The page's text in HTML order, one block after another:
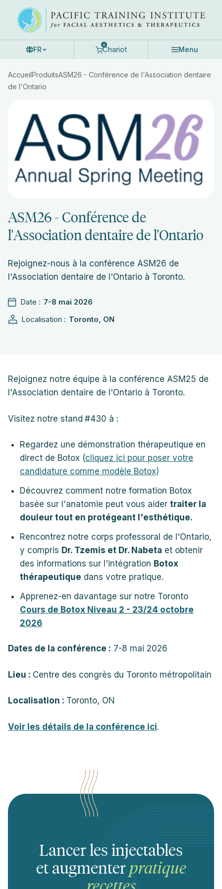
content
FR
0
Chariot Menu
AccueilProduitsASM26 - Conférence de l'Association dentaire
de l'Ontario
ASM26 - Conférence de
l'Association dentaire de l'Ontario
Rejoignez-nous à la conférence ASM26 de
l'Association dentaire de l'Ontario à Toronto.
Date : 7-8 mai 2026
Localisation : Toronto, ON
Rejoignez notre équipe à la conférence ASM25 de
l'Association dentaire de l'Ontario à Toronto.
Visitez notre stand #430 à :
Regardez une démonstration thérapeutique en
direct de Botox (cliquez ici pour poser votre
candidature comme modèle Botox)
Découvrez comment notre formation Botox
basée sur l'anatomie peut vous aider traiter la
douleur tout en protégeant l'esthétique.
Rencontrez notre corps professoral de l'Ontario,
y compris Dr. Tzemis et Dr. Nabeta et obtenir
des informations sur l'intégration Botox
thérapeutique dans votre pratique.
Apprenez-en davantage sur notre Toronto
Cours de Botox Niveau 2 - 23/24 octobre
2026
Dates de la conférence : 7-8 mai 2026
Lieu : Centre des congrès du Toronto métropolitain
Localisation : Toronto, ON
Voir les détails de la conférence ici.
Lancer les injectables
et augmenterpratique